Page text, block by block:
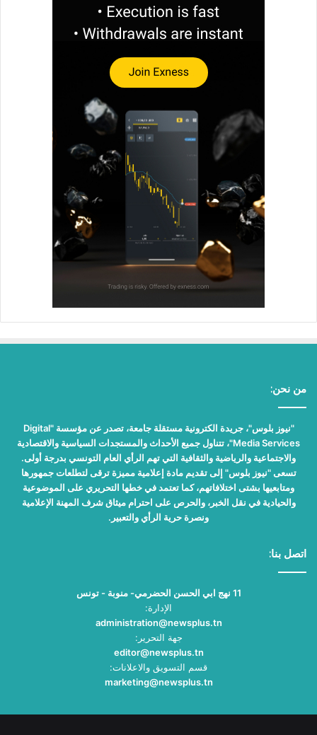
من نحن:
"نيوز بلوس"، جريدة الكترونية مستقلة جامعة، تصدر عن مؤسسة "Digital
Media Services"، تتناول جميع الأحداث والمستجدات السياسية والاقتصادية
والاجتماعية والرياضية والثقافية التي تهم الرأي العام التونسي بدرجة أولى.
تسعى "نيوز بلوس" إلى تقديم مادة إعلامية مميزة ترقى لتطلعات جمهورها
ومتابعيها بشتى اختلافاتهم، كما تعتمد في خطها التحريري على الموضوعية
والحيادية في نقل الخبر، والحرص على احترام ميثاق شرف المهنة الإعلامية
ونصرة حرية الرأي والتعبير.
اتصل بنا:
11 نهج ابي الحسن الحضرمي- منوبة - تونس
الإدارة:
administration@newsplus.tn
جهة التحرير:
editor@newsplus.tn
قسم التسويق والاعلانات:
marketing@newsplus.tn